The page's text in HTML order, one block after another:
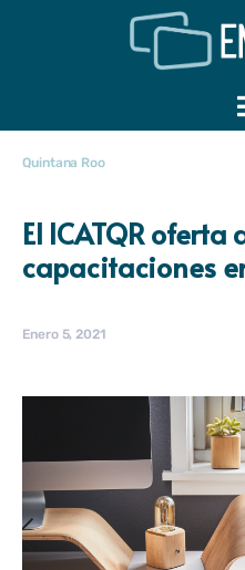
Quintana Roo
El ICATQR oferta
capacitaciones
Enero 5, 2021